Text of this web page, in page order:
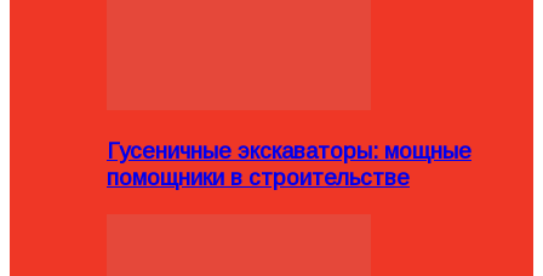
Гусеничные экскаваторы: мощные
помощники в строительстве